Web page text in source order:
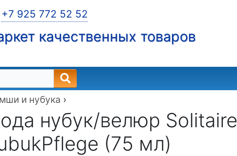
+7 925 772 52 52
качественных товаров
и нубука ›
нубук/велюр
(75 мл)